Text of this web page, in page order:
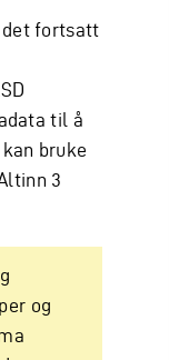
det fortsatt
til å
bruke
3
og